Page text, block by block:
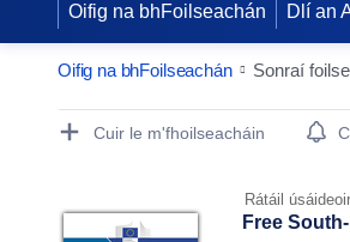
Oifig na bhFoilseachán Dlí an
Oifig na bhFoilseachán Sonraí
Publication Detail
Cuir le m'fhoilseacháin
Rátáil
Free